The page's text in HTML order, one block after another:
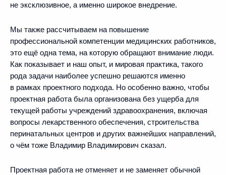
не эксклюзивное, а именно широкое внедрение.
Мы также рассчитываем на повышение
профессиональной компетенции медицинских работников,
это ещё одна тема, на которую обращают внимание люди.
Как показывает и наш опыт, и мировая практика, такого
рода задачи наиболее успешно решаются именно
в рамках проектного подхода. Но особенно важно, чтобы
проектная работа была организована без ущерба для
текущей работы учреждений здравоохранения, включая
вопросы лекарственного обеспечения, строительства
перинатальных центров и других важнейших направлений,
о чём тоже Владимир Владимирович сказал.
Проектная работа не отменяет и не заменяет обычной